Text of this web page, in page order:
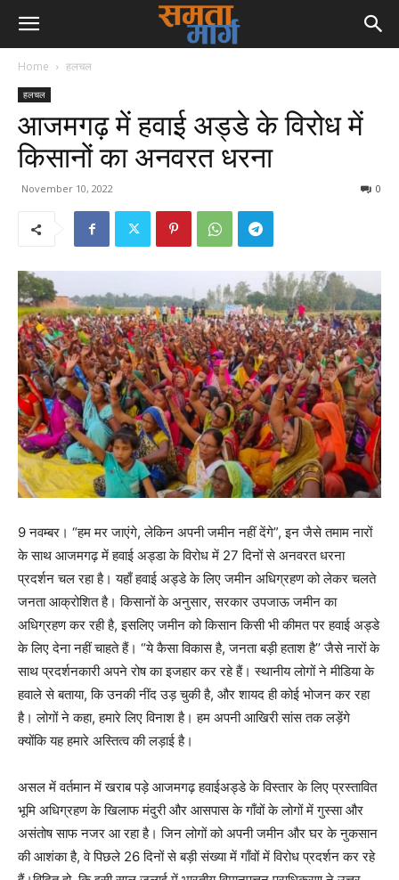
Home हलचल
हलचल
आजमगढ़ में हवाई अड्डे के विरोध में
किसानों का अनवरत धरना
November 10, 2022 0
9 नवम्बर। “हम मर जाएंगे, लेकिन अपनी जमीन नहीं देंगे”, इन जैसे तमाम नारों
के साथ आजमगढ़ में हवाई अड्डा के विरोध में 27 दिनों से अनवरत धरना
प्रदर्शन चल रहा है। यहाँ हवाई अड्डे के लिए जमीन अधिग्रहण को लेकर चलते
जनता आक्रोशित है। किसानों के अनुसार, सरकार उपजाऊ जमीन का
अधिग्रहण कर रही है, इसलिए जमीन को किसान किसी भी कीमत पर हवाई अड्डे
के लिए देना नहीं चाहते हैं। “ये कैसा विकास है, जनता बड़ी हताश है’’ जैसे नारों के
साथ प्रदर्शनकारी अपने रोष का इजहार कर रहे हैं। स्थानीय लोगों ने मीडिया के
हवाले से बताया, कि उनकी नींद उड़ चुकी है, और शायद ही कोई भोजन कर रहा
है। लोगों ने कहा, हमारे लिए विनाश है। हम अपनी आखिरी सांस तक लड़ेंगे
क्योंकि यह हमारे अस्तित्व की लड़ाई है।
असल में वर्तमान में खराब पड़े आजमगढ़ हवाईअड्डे के विस्तार के लिए प्रस्तावित
भूमि अधिग्रहण के खिलाफ मंदुरी और आसपास के गाँवों के लोगों में गुस्सा और
असंतोष साफ नजर आ रहा है। जिन लोगों को अपनी जमीन और घर के नुकसान
की आशंका है, वे पिछले 26 दिनों से बड़ी संख्या में गाँवों में विरोध प्रदर्शन कर रहे